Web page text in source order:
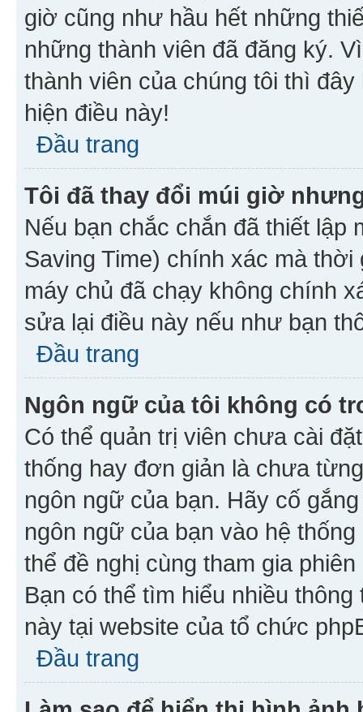
giờ cũng như hầu hết những
những thành viên đã đăng ký.
thành viên của chúng tôi thì
hiện điều này!
Đầu trang
Tôi đã thay đổi múi giờ
Nếu bạn chắc chắn đã thiết lập
Saving Time) chính xác mà
máy chủ đã chạy không chính
sửa lại điều này nếu như bạn
Đầu trang
Ngôn ngữ của tôi không có
Có thể quản trị viên chưa cài
thống hay đơn giản là chưa
ngôn ngữ của bạn. Hãy cố
ngôn ngữ của bạn vào hệ
thể đề nghị cùng tham gia
Bạn có thể tìm hiểu nhiều
này tại website của tổ chức
Đầu trang